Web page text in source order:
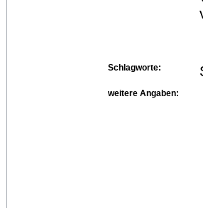
Schlagworte:
weitere Angaben: